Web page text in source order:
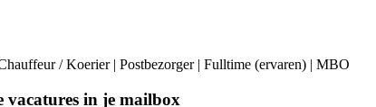
/ Koerier | Postbezorger | Fulltime (ervaren) | MBO
in je mailbox